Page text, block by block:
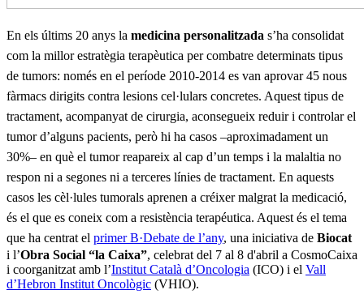
En els últims 20 anys la medicina personalitzada s’ha consolidat
com la millor estratègia terapèutica per combatre determinats tipus
de tumors: només en el període 2010-2014 es van aprovar 45 nous
fàrmacs dirigits contra lesions cel·lulars concretes. Aquest tipus de
tractament, acompanyat de cirurgia, aconsegueix reduir i controlar el
tumor d’alguns pacients, però hi ha casos –aproximadament un
30%– en què el tumor reapareix al cap d’un temps i la malaltia no
respon ni a segones ni a terceres línies de tractament. En aquests
casos les cèl·lules tumorals aprenen a créixer malgrat la medicació,
és el que es coneix com a resistència terapéutica. Aquest és el tema
que ha centrat el primer B·Debate de l’any, una iniciativa de Biocat
i l’Obra Social “la Caixa”, celebrat del 7 al 8 d'abril a CosmoCaixa
i coorganitzat amb l’Institut Català d’Oncologia (ICO) i el Vall
d’Hebron Institut Oncològic (VHIO).